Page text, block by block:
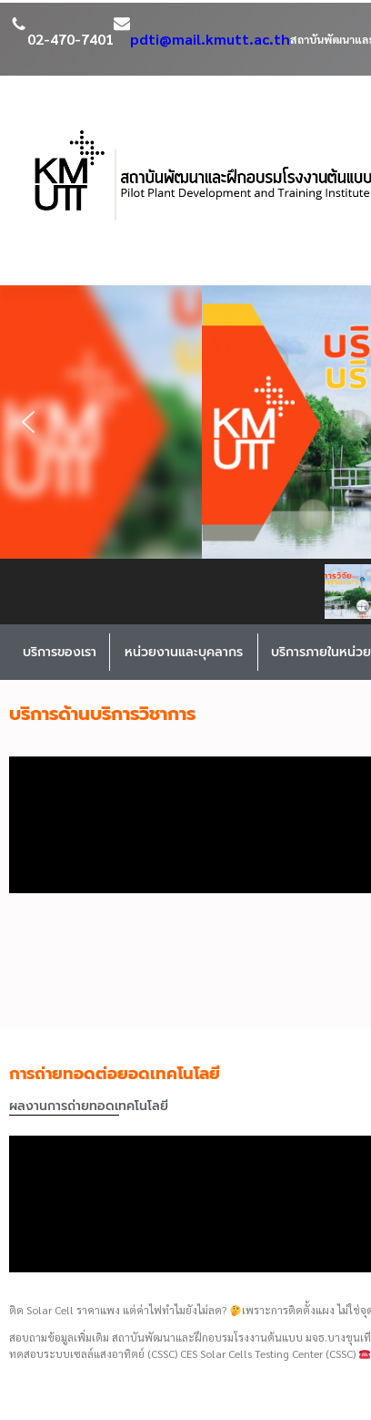
02-470-7401 pdti@mail.kmutt.ac.thสถาบันพัฒนาแล
บริการของเรา หน่วยงานและบุคลากร บริการภายในหน่ว
บริการด้านบริการวิชาการ
การถ่ายทอดต่อยอดเทคโนโลยี
ผลงานการถ่ายทอดเทคโนโลยี
ติด Solar Cell ราคาแพง แต่ค่าไฟทำไมยังไม่ลด?
เพราะการติดตั้งแผง ไม่ใช่
สอบถามข้อมูลเพิ่มเติม สถาบันพัฒนาและฝึกอบรมโรงงานต้นแบบ มจธ.บางขุน
ทดสอบระบบเซลล์แสงอาทิตย์ (CSSC) CES Solar Cells Testing Center (CSSC)